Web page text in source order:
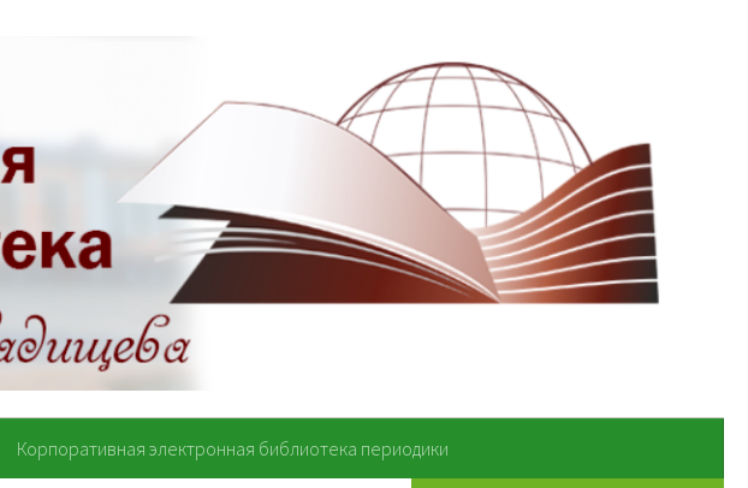
Корпоративная электронная библиотека периодики